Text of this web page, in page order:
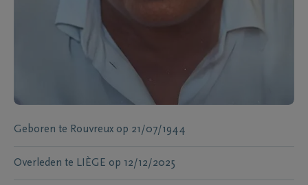
Geboren te Rouvreux op 21/07/1944
Overleden te LIÈGE op 12/12/2025